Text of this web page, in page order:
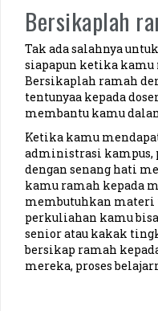
Bersikaplah
Tak ada salahnya
siapapun ketika kamu
Bersikaplah ramah
tentunyaa kepada
membantu kamu
Ketika kamu
administrasi kampus,
dengan senang hati
kamu ramah kepada
membutuhkan materi
perkuliahan kamu
senior atau kakak
bersikap ramah
mereka, proses